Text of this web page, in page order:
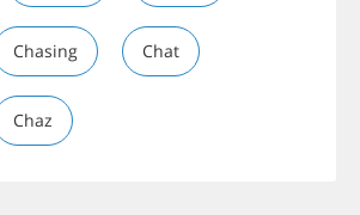
Chasing Chat
Chaz